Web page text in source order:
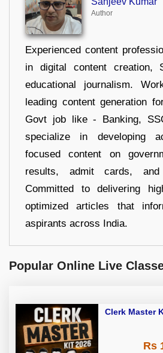
Author
Experienced content
in digital content creation,
educational journalism.
leading content generation
Govt job like - Banking,
specialize in developing
focused content on
results, admit cards,
Committed to delivering
optimized articles that
aspirants across India.
Popular Online Live
Clerk Master
Rs